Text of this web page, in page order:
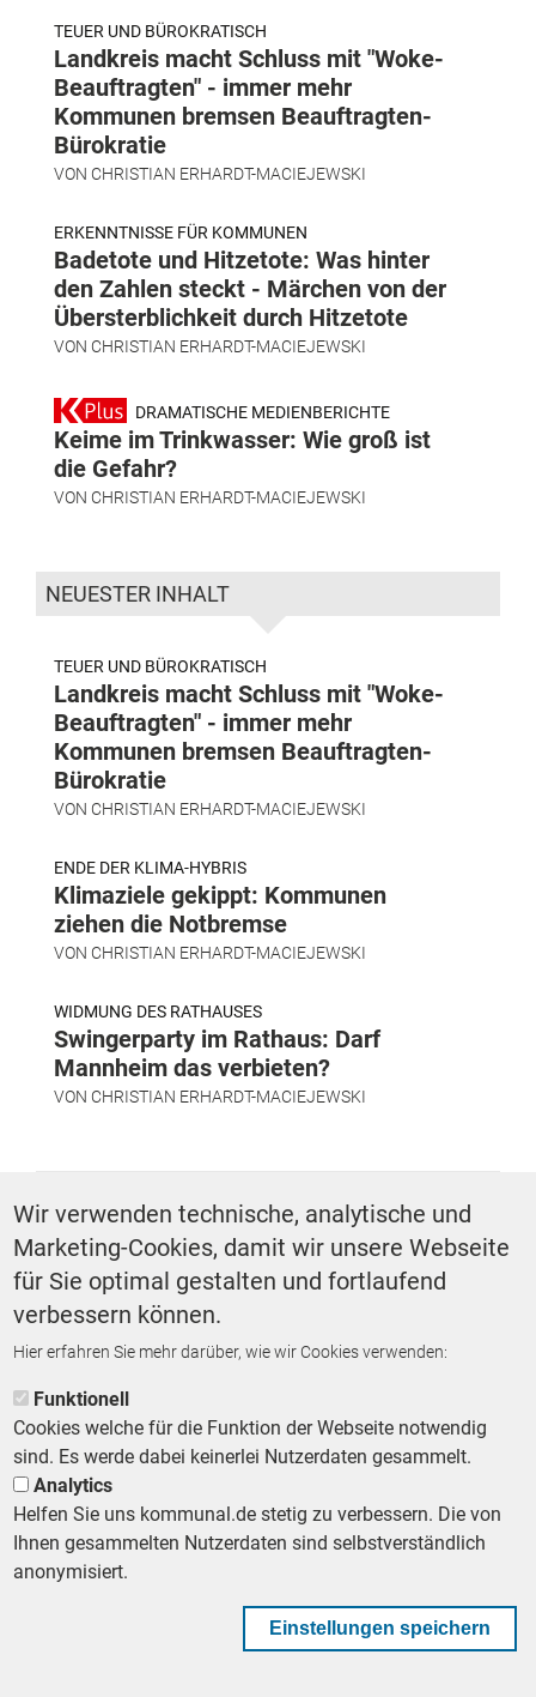
TEUER UND BÜROKRATISCH
Landkreis macht Schluss mit "Woke-
Beauftragten" - immer mehr
Kommunen bremsen Beauftragten-
Bürokratie
VON CHRISTIAN ERHARDT-MACIEJEWSKI
ERKENNTNISSE FÜR KOMMUNEN
Badetote und Hitzetote: Was hinter
den Zahlen steckt - Märchen von der
Übersterblichkeit durch Hitzetote
VON CHRISTIAN ERHARDT-MACIEJEWSKI
DRAMATISCHE MEDIENBERICHTE
Keime im Trinkwasser: Wie groß ist
die Gefahr?
VON CHRISTIAN ERHARDT-MACIEJEWSKI
NEUESTER INHALT
TEUER UND BÜROKRATISCH
Landkreis macht Schluss mit "Woke-
Beauftragten" - immer mehr
Kommunen bremsen Beauftragten-
Bürokratie
VON CHRISTIAN ERHARDT-MACIEJEWSKI
ENDE DER KLIMA-HYBRIS
Klimaziele gekippt: Kommunen
ziehen die Notbremse
VON CHRISTIAN ERHARDT-MACIEJEWSKI
WIDMUNG DES RATHAUSES
Swingerparty im Rathaus: Darf
Mannheim das verbieten?
VON CHRISTIAN ERHARDT-MACIEJEWSKI
Digitalisierung Arbeiten im Öffentlichen Dienst
ZURÜCK ZUR STARTSEITE
Footer First Navigation
MESSE KOMMUNAL LESERSERVICE AGB DATENSCHUTZ
IMPRESSUM
KOMMUNALBESCHAFFUNG
Footer Second Navigation
Wir verwenden technische, analytische und
Marketing-Cookies, damit wir unsere Webseite
für Sie optimal gestalten und fortlaufend
verbessern können.
Hier erfahren Sie mehr darüber, wie wir Cookies verwenden:
Funktionell
Cookies welche für die Funktion der Webseite notwendig
sind. Es werde dabei keinerlei Nutzerdaten gesammelt.
Analytics
Helfen Sie uns kommunal.de stetig zu verbessern. Die von
Ihnen gesammelten Nutzerdaten sind selbstverständlich
anonymisiert.
Einstellungen speichern